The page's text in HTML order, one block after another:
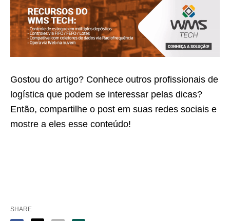
Gostou do artigo? Conhece outros profissionais de
logística que podem se interessar pelas dicas?
Então, compartilhe o post em suas redes sociais e
mostre a eles esse conteúdo!
SHARE